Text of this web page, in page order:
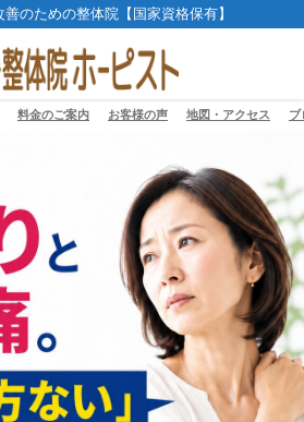
のための整体院【国家資格保有】
料金のご案内 お客様の声 地図・アクセス ブ